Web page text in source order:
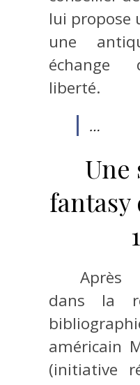
lui propose
une
échange
liberté.
…
Une
fantasy
Après
dans la
américain
(initiative